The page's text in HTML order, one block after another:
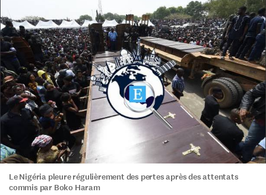
Le Nigéria pleure régulièrement des pertes après des attentats
commis par Boko Haram